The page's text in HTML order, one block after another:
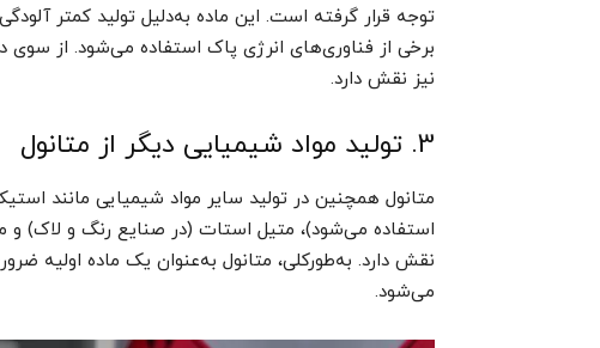
توجه قرار گرفته است. این ماده به‌دلیل تولید کمتر
برخی از فناوری‌های انرژی پاک استفاده می‌شود. از سوی
نیز نقش دارد.
3. تولید مواد شیمیایی دیگر از متانول
متانول همچنین در تولید سایر مواد شیمیایی مانند
استفاده می‌شود)، متیل استات (در صنایع رنگ و لاک) و
نقش دارد. به‌طورکلی، متانول به‌عنوان یک ماده اولیه
می‌شود.